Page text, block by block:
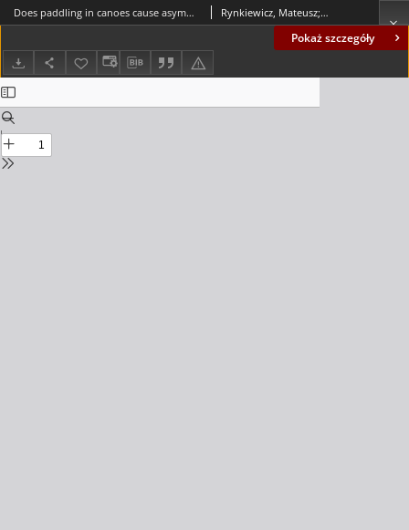
Pokaż szczegóły
Does paddling in canoes cause asymmetry of muscle mass and fat mass in high level athletes? = Czy wiosłowanie w kanadyjce powoduje asymetrię rozkładu masy mięśniowej i tłuszczu? Rynkiewicz, Mateusz; Baumgarten, Maciej; Mroczkowski, Andrzej